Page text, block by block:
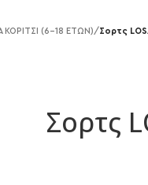
(6-18 ΕΤΩΝ)/Σορτς
Σορτς